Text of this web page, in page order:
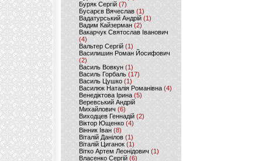
Буряк Сергій (7)
Бусарєв Вячеслав (1)
Вадатурський Андрій (1)
Вадим Кайзерман (2)
Вакарчук Святослав Іванович
(4)
Вальтер Сергій (1)
Василишин Роман Йосифович
(2)
Василь Вовкун (1)
Василь Горбаль (17)
Василь Цушко (1)
Василюк Наталія Романівна (4)
Венедіктова Ірина(5)
Веревський Андрій
Михайлович (6)
Виходцев Геннадій (2)
Віктор Ющенко (4)
Вінник Іван (8)
Віталій Данілов (1)
Віталій Циганок (1)
Вітко Артем Леонідович(1)
Власенко Сергій (6)